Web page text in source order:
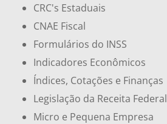
CRC's Estaduais
CNAE Fiscal
Formulários do INSS
Indicadores Econômicos
Índices, Cotações e Finanças
Legislação da Receita Federal
Micro e Pequena Empresa